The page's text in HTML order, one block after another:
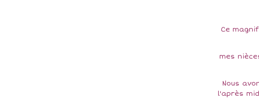
Ce
mes
Nous
l'après